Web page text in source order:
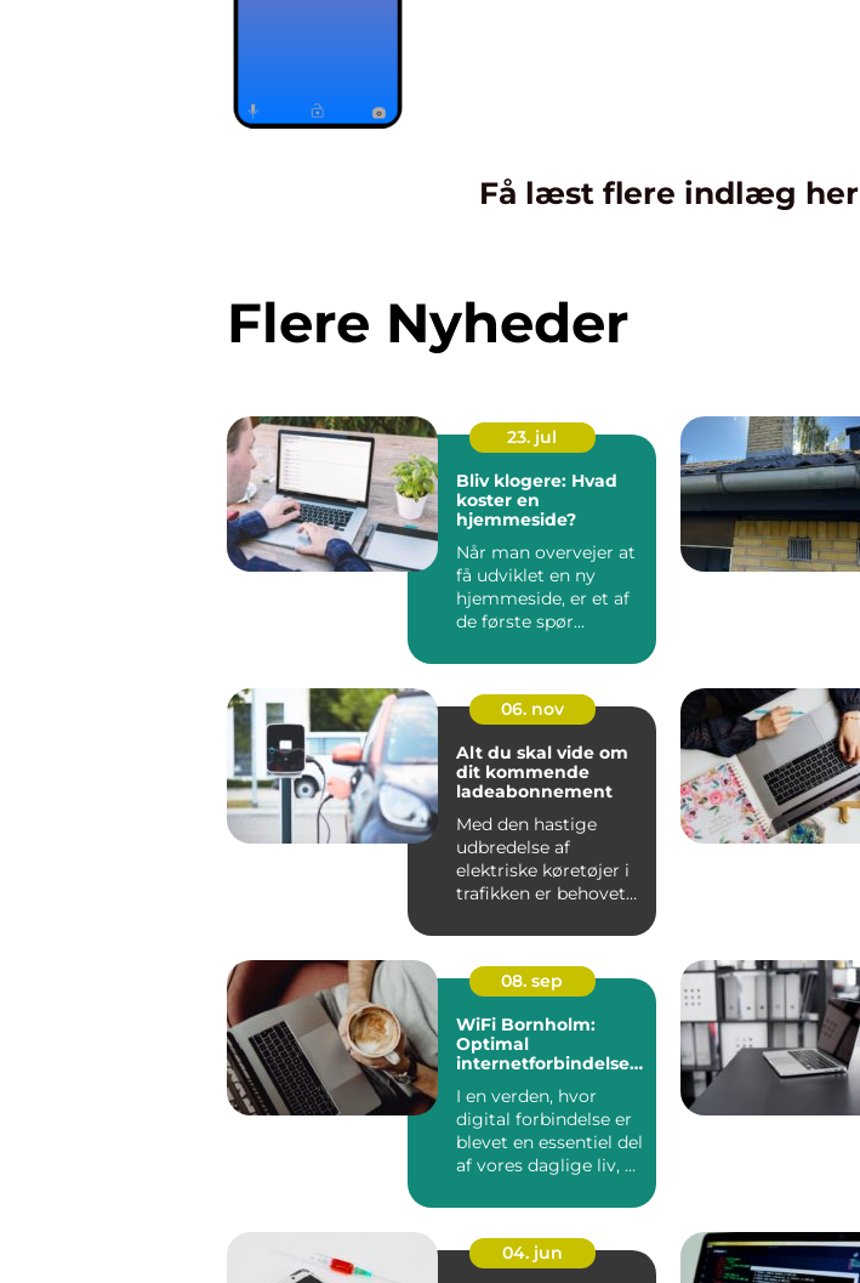
Få læst flere indlæg her
Flere Nyheder
23. jul
Bliv klogere: Hvad
koster en
hjemmeside?
Når man overvejer at
få udviklet en ny
hjemmeside, er et af
de første spør...
06. nov
Alt du skal vide om
dit kommende
ladeabonnement
Med den hastige
udbredelse af
elektriske køretøjer i
trafikken er behovet
08. sep
WiFi Bornholm:
Optimal
internetforbindelse
I en verden, hvor
digital forbindelse er
blevet en essentiel del
af vores daglige liv, er
04. jun